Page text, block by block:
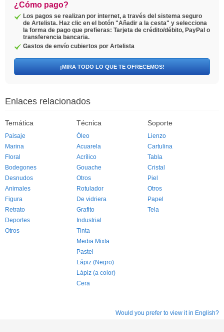
¿Cómo pago?
Los pagos se realizan por internet, a través del sistema seguro
de Artelista. Haz clic en el botón "Añadir a la cesta" y selecciona
la forma de pago que prefieras: Tarjeta de crédito/débito, PayPal o
transferencia bancaria.
Gastos de envío cubiertos por Artelista
¡MIRA TODO LO QUE TE OFRECEMOS!
Enlaces relacionados
Temática
Paisaje
Marina
Floral
Bodegones
Desnudos
Animales
Figura
Retrato
Deportes
Otros
Técnica
Óleo
Acuarela
Acrílico
Gouache
Otros
Rotulador
De vidriera
Grafito
Industrial
Tinta
Media Mixta
Pastel
Lápiz (Negro)
Lápiz (a color)
Cera
Soporte
Lienzo
Cartulina
Tabla
Cristal
Piel
Otros
Papel
Tela
Would you prefer to view it in English?